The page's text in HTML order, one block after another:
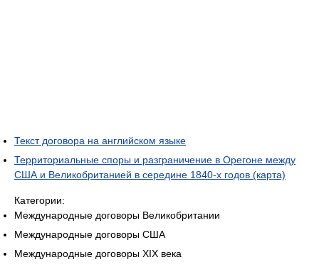
Текст договора на английском языке
Территориальные споры и разграничение в Орегоне между
США и Великобританией в середине 1840-х годов (карта)
Категории:
Международные договоры Великобритании
Международные договоры США
Международные договоры XIX века